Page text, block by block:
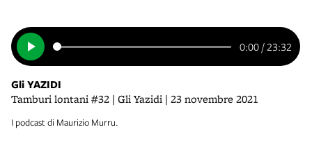
0:00 / 23:32
Gli YAZIDI
Tamburi lontani #32 | Gli Yazidi | 23 novembre 2021
I podcast di Maurizio Murru.